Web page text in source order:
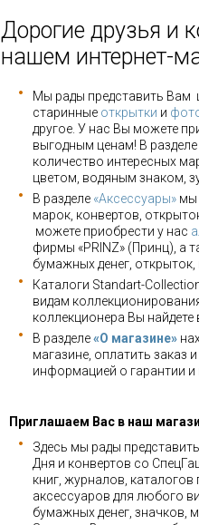
Дорогие друзья и
нашем интернет-
Мы рады представить Вам
старинные открытки и
другое. У нас Вы можете
выгодным ценам! В разделе
количество интересных
цветом, водяным знаком,
В разделе «Аксессуары» мы
марок, конвертов,
можете приобрести у нас
фирмы «PRINZ» (Принц), а
бумажных денег,
Каталоги Standart-
видам
коллекционера Вы найдете
В разделе«О магазине»
магазине, оплатить заказ
информацией о гарантии и
Приглашаем Вас в наш
Здесь мы рады
Дня и конвертов со
книг, журналов,
аксессуаров для любого
бумажных денег, значков,